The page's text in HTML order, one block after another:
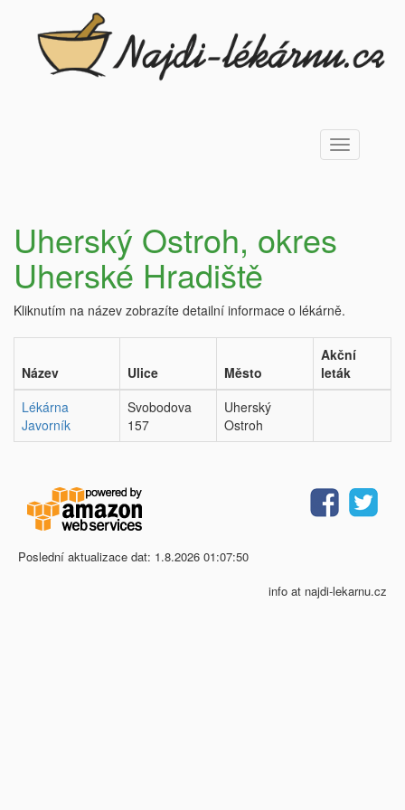
Toggle
navigation
Uherský Ostroh, okres
Uherské Hradiště
Kliknutím na název zobrazíte detailní informace o lékárně.
Název Ulice Město
Akční
leták
Lékárna
Javorník
Svobodova
157
Uherský
Ostroh
Poslední aktualizace dat: 1.8.2026 01:07:50
info at najdi-lekarnu.cz